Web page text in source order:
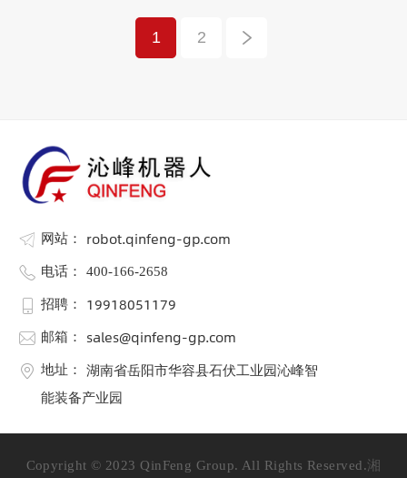
1 2
网站： robot.qinfeng-gp.com
电话： 400-166-2658
招聘： 19918051179
邮箱： sales@qinfeng-gp.com
地址：
湖南省岳阳市华容县石伏工业园沁峰智
能装备产业园
Copyright © 2023 QinFeng Group. All Rights Reserved.湘